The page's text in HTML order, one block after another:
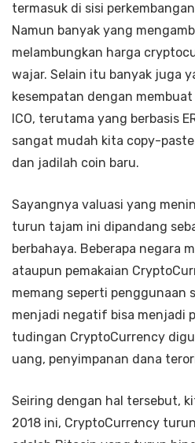
termasuk di sisi
Namun banyak yang
melambungkan harga
wajar. Selain itu banyak juga
kesempatan dengan
ICO, terutama yang berbasis
sangat mudah kita copy-
dan jadilah coin baru.
Sayangnya valuasi yang
turun tajam ini dipandang
berbahaya. Beberapa negara
ataupun pemakaian
memang seperti penggunaan
menjadi negatif bisa menjadi
tudingan CryptoCurrency
uang, penyimpanan dana
Seiring dengan hal tersebut,
2018 ini, CryptoCurrency